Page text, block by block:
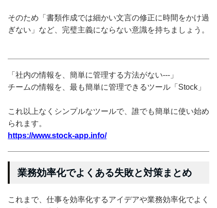
そのため「書類作成では細かい文言の修正に時間をかけ過
ぎない」など、完璧主義にならない意識を持ちましょう。
「社内の情報を、簡単に管理する方法がない---」
チームの情報を、最も簡単に管理できるツール「Stock」
これ以上なくシンプルなツールで、誰でも簡単に使い始め
られます。
https://www.stock-app.info/
業務効率化でよくある失敗と対策まとめ
これまで、仕事を効率化するアイデアや業務効率化でよく